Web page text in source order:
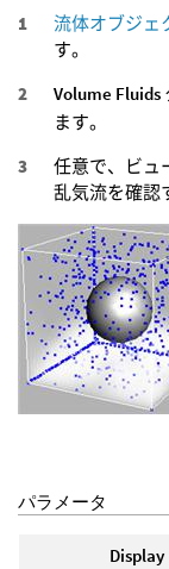
流体オブジェ
す。
Volume Fluids
ます。
任意で、ビュ
乱気流を確認
パラメータ
Display